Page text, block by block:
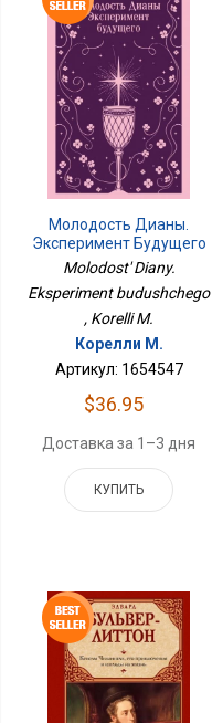
Молодость Дианы.
Эксперимент Будущего
Molodost' Diany.
Eksperiment budushchego
, Korelli M.
Корелли М.
Артикул: 1654547
$36.95
Доставка за 1–3 дня
КУПИТЬ